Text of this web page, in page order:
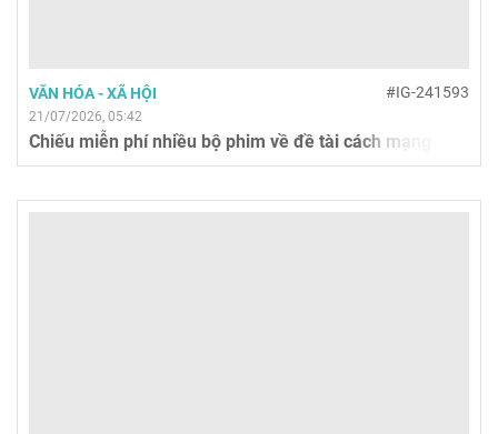
VĂN HÓA - XÃ HỘI #IG-241593
21/07/2026, 05:42
Chiếu miễn phí nhiều bộ phim về đề tài cách mạng